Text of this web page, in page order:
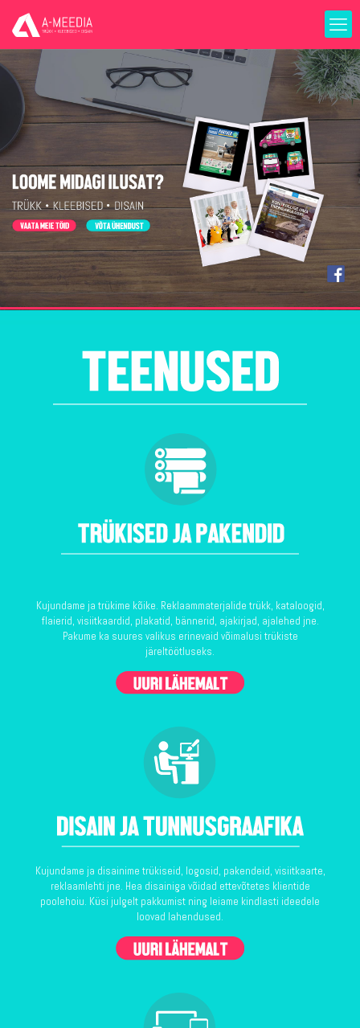
Kujundame ja trükime kõike. Reklaammaterjalide trükk, kataloogid,
flaierid, visiitkaardid, plakatid, bännerid, ajakirjad, ajalehed jne.
Pakume ka suures valikus erinevaid võimalusi trükiste
järeltöötluseks.
Kujundame ja disainime trükiseid, logosid, pakendeid, visiitkaarte,
reklaamlehti jne. Hea disainiga võidad ettevõtetes klientide
poolehoiu. Küsi julgelt pakkumist ning leiame kindlasti ideedele
loovad lahendused.